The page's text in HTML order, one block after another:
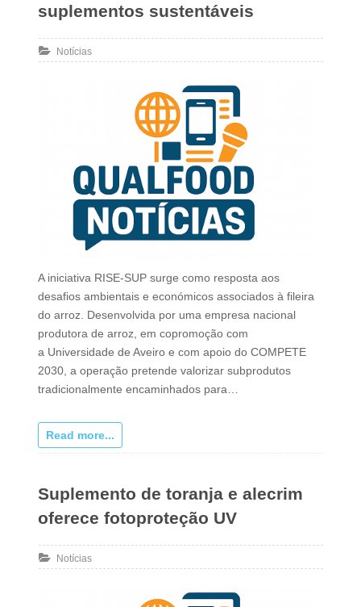
suplementos sustentáveis
Notícias
A iniciativa RISE-SUP surge como resposta aos
desafios ambientais e económicos associados à fileira
do arroz. Desenvolvida por uma empresa nacional
produtora de arroz, em copromoção com
a Universidade de Aveiro e com apoio do COMPETE
2030, a operação pretende valorizar subprodutos
tradicionalmente encaminhados para…
Read more...
Suplemento de toranja e alecrim
oferece fotoproteção UV
Notícias